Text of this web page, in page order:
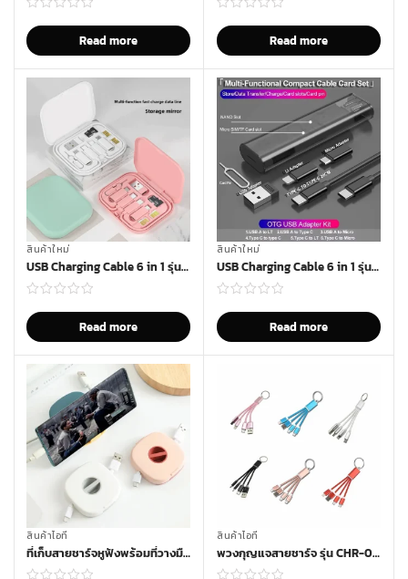
Read more Read more
สินค้าใหม่
USB Charging Cable 6 in 1 รุ่น C-059
Read more
สินค้าใหม่
USB Charging Cable 6 in 1 รุ่น W-60
Read more
สินค้าไอที
ที่เก็บสายชาร์จหูฟังพร้อมที่วางมือถือ รุ่น GB-864
สินค้าไอที
พวงกุญแจสายชาร์จ รุ่น CHR-067